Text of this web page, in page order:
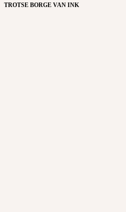
TROTSE BORGE VAN INK